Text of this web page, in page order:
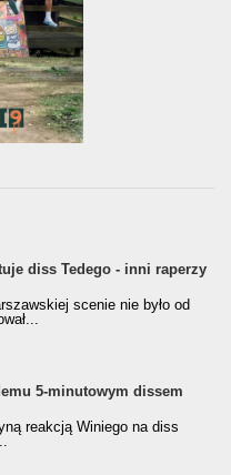
diss Tedego - inni raperzy
scenie nie było od
5-minutowym dissem
reakcją Winiego na diss